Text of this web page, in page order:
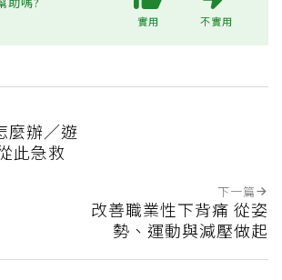
實用 不實用
麼辦／遊
此急救
下一篇
改善職業性下背痛 從姿
勢、運動與減壓做起